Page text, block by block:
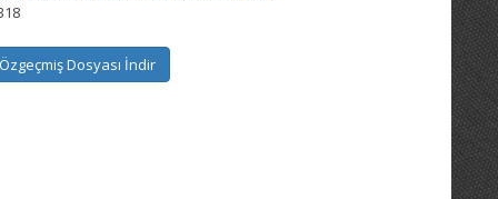
Özgeçmiş Dosyası İndir